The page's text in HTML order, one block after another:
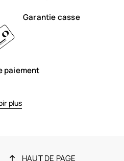
Garantie casse
paiement
plus
HAUT DE PAGE